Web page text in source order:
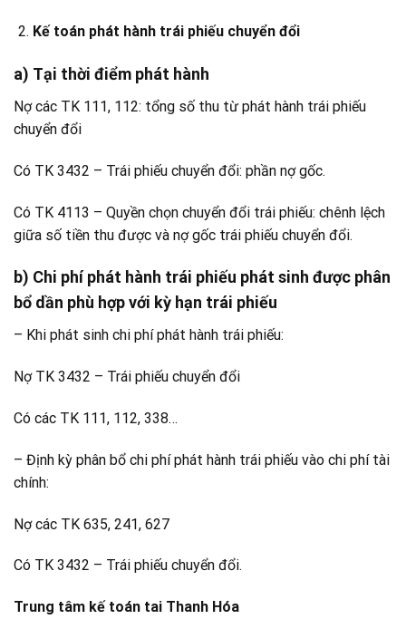
Kế toán phát hành trái phiếu chuyển đổi
a) Tại thời điểm phát hành
Nợ các TK 111, 112: tổng số thu từ phát hành trái phiếu
chuyển đổi
Có TK 3432 – Trái phiếu chuyển đổi: phần nợ gốc.
Có TK 4113 – Quyền chọn chuyển đổi trái phiếu: chênh lệch
giữa số tiền thu được và nợ gốc trái phiếu chuyển đổi.
b) Chi phí phát hành trái phiếu phát sinh được phân
bổ dần phù hợp với kỳ hạn trái phiếu
– Khi phát sinh chi phí phát hành trái phiếu:
Nợ TK 3432 – Trái phiếu chuyển đổi
Có các TK 111, 112, 338…
– Định kỳ phân bổ chi phí phát hành trái phiếu vào chi phí tài
chính:
Nợ các TK 635, 241, 627
Có TK 3432 – Trái phiếu chuyển đổi.
Trung tâm kế toán tai Thanh Hóa